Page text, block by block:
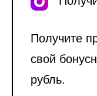
Получите
свой
рубль.